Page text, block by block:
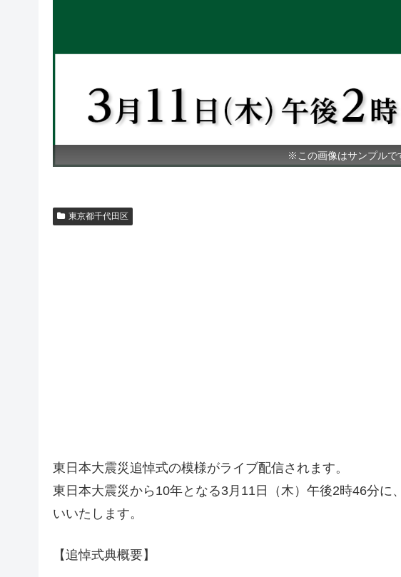
※この画像はサンプルで
東京都千代田区
東日本大震災追悼式の模様がライブ配信されます。
東日本大震災から10年となる3月11日（木）午後2時46分に
いいたします。
【追悼式典概要】